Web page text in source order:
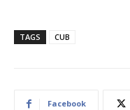
TAGS CUB
Facebook